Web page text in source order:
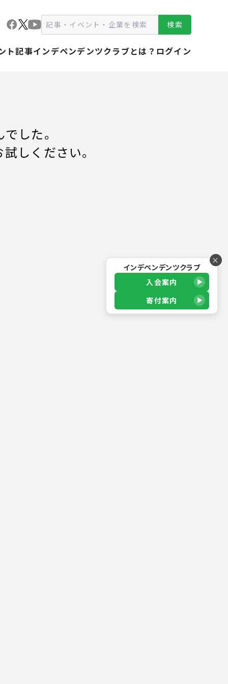
検索
ト記事インデペンデンツクラブとは？ ログイン
した。
しください。
×
インデペンデンツクラブ
入会案内
寄付案内